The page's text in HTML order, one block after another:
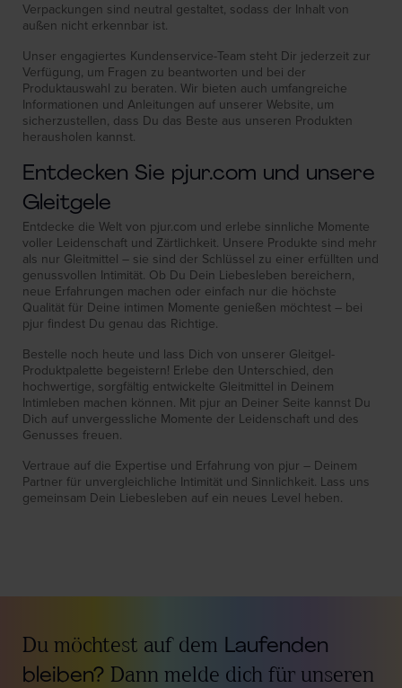
Verpackungen sind neutral gestaltet, sodass der Inhalt von
außen nicht erkennbar ist.
Unser engagiertes Kundenservice-Team steht Dir jederzeit zur
Verfügung, um Fragen zu beantworten und bei der
Produktauswahl zu beraten. Wir bieten auch umfangreiche
Informationen und Anleitungen auf unserer Website, um
sicherzustellen, dass Du das Beste aus unseren Produkten
herausholen kannst.
Entdecken Sie pjur.com und unsere
Gleitgele
Entdecke die Welt von pjur.com und erlebe sinnliche Momente
voller Leidenschaft und Zärtlichkeit. Unsere Produkte sind mehr
als nur Gleitmittel – sie sind der Schlüssel zu einer erfüllten und
genussvollen Intimität. Ob Du Dein Liebesleben bereichern,
neue Erfahrungen machen oder einfach nur die höchste
Qualität für Deine intimen Momente genießen möchtest – bei
pjur findest Du genau das Richtige.
Bestelle noch heute und lass Dich von unserer Gleitgel-
Produktpalette begeistern! Erlebe den Unterschied, den
hochwertige, sorgfältig entwickelte Gleitmittel in Deinem
Intimleben machen können. Mit pjur an Deiner Seite kannst Du
Dich auf unvergessliche Momente der Leidenschaft und des
Genusses freuen.
Vertraue auf die Expertise und Erfahrung von pjur – Deinem
Partner für unvergleichliche Intimität und Sinnlichkeit. Lass uns
gemeinsam Dein Liebesleben auf ein neues Level heben.
Du möchtest auf dem Laufenden
bleiben? Dann melde dich für unseren